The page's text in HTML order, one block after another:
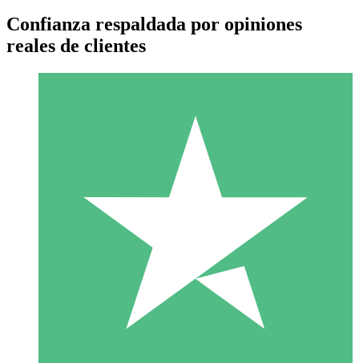
Paquetes de Créditos Individuales
Paga según el uso con créditos de descarga. Sin compromiso
10 00
Confianza respaldada por opiniones
reales de clientes